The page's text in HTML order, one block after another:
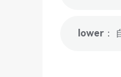
lower：